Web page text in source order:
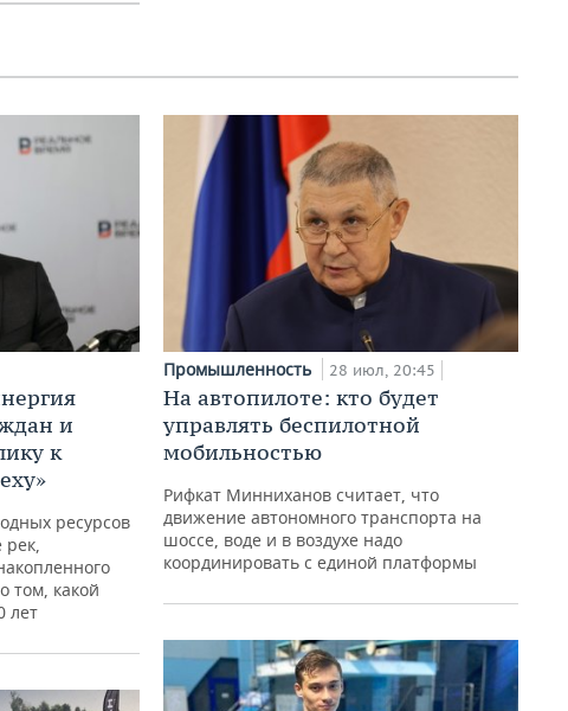
и
к
ресурсов
том, какой
лет
Промышленность 28 июл, 20:45
На автопилоте: кто будет
управлять беспилотной
мобильностью
Рифкат Минниханов считает, что
движение автономного транспорта на
шоссе, воде и в воздухе надо
координировать с единой платформы